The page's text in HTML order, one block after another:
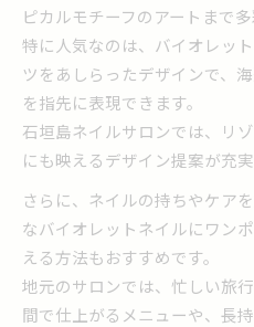
ピカルモチーフのアートまで多
特に人気なのは、バイオレッ
ツをあしらったデザインで、
を指先に表現できます。
石垣島ネイルサロンでは、リ
にも映えるデザイン提案が充実
さらに、ネイルの持ちやケア
なバイオレットネイルにワン
える方法もおすすめです。
地元のサロンでは、忙しい旅
間で仕上がるメニューや、長